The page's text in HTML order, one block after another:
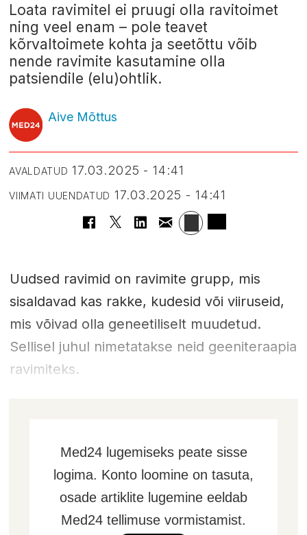
Loata ravimitel ei pruugi olla ravitoimet
ning veel enam – pole teavet
kõrvaltoimete kohta ja seetõttu võib
nende ravimite kasutamine olla
patsiendile (elu)ohtlik.
Aive Mõttus
AVALDATUD 17.03.2025 - 14:41
VIIMATI UUENDATUD 17.03.2025 - 14:41
Uudsed ravimid on ravimite grupp, mis
sisaldavad kas rakke, kudesid või viiruseid,
mis võivad olla geneetiliselt muudetud.
Sellisel juhul nimetatakse neid geeniteraapia
ravimiteks.
Med24 lugemiseks peate sisse
logima. Konto loomine on tasuta,
osade artiklite lugemine eeldab
Med24 tellimuse vormistamist.